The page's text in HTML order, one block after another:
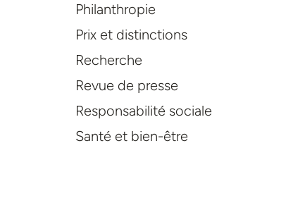
Philanthropie
Prix et distinctions
Recherche
Revue de presse
Responsabilité sociale
Santé et bien-être